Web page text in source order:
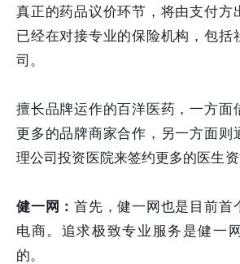
真正的药品议价环节，将由支付方
已经在对接专业的保险机构，包括
司。
擅长品牌运作的百洋医药，一方面
更多的品牌商家合作，另一方面则
理公司投资医院来签约更多的医生资
健一网：首先，健一网也是目前首
电商。追求极致专业服务是健一
的。